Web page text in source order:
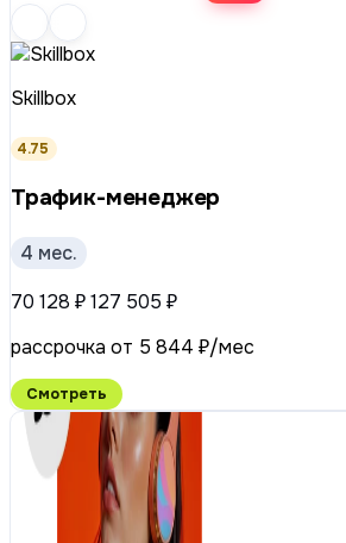
Skillbox
4.75
Трафик-менеджер
4 мес.
70 128 ₽127 505 ₽
рассрочка от 5 844 ₽/мес
Смотреть